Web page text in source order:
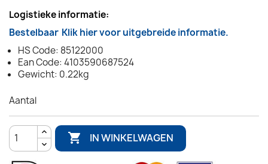
Logistieke informatie:
Bestelbaar Klik hier voor uitgebreide informatie.
HS Code: 85122000
Ean Code: 4103590687524
Gewicht: 0.22kg
Aantal
 IN WINKELWAGEN